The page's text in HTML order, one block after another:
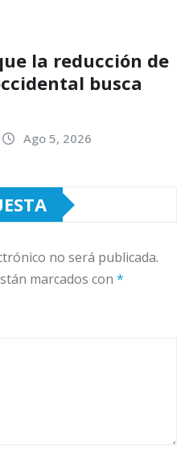
la reducción de
busca
Ago 5, 2026
no será publicada.
marcados con *